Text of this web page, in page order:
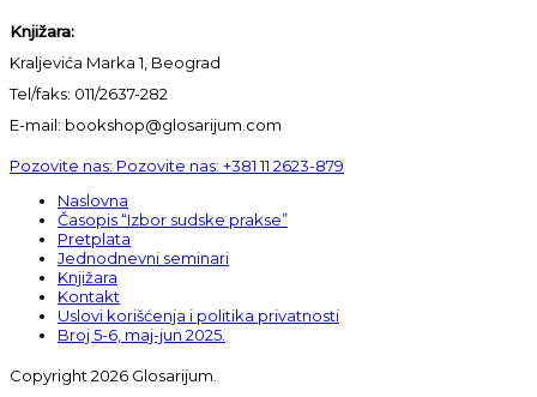
Knjižara:
Kraljevića Marka 1, Beograd
Tel/faks: 011/2637-282
E-mail: bookshop@glosarijum.com
Pozovite nas: Pozovite nas: +381 11 2623-879
Naslovna
Časopis “Izbor sudske prakse”
Pretplata
Jednodnevni seminari
Knjižara
Kontakt
Uslovi korišćenja i politika privatnosti
Broj 5-6, maj-jun 2025.
Copyright 2026 Glosarijum.